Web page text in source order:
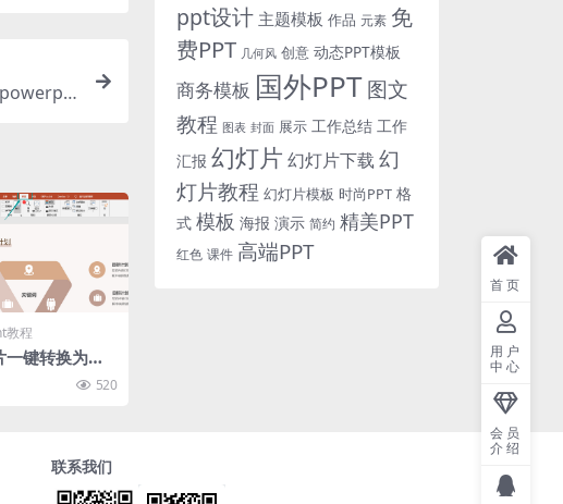
教程
键转换为Wo
520
ppt设计 主题模板 作品 元素 免
费PPT 几何风 创意 动态PPT模板
商务模板 国外PPT图文
教程 图表 封面 展示 工作总结 工作
汇报 幻灯片 幻灯片下载 幻
灯片教程 幻灯片模板 时尚PPT 格
式 模板 海报 演示 简约 精美PPT
红色 课件 高端PPT
联系我们
首页
用户
中心
会员
介绍